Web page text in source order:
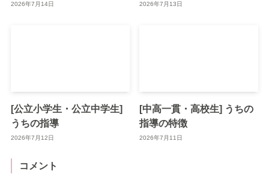
2026年7月14日 2026年7月13日
[公立小学生・公立中学生]
うちの指導
2026年7月12日
[中高一貫・高校生] うちの
指導の特徴
2026年7月11日
コメント